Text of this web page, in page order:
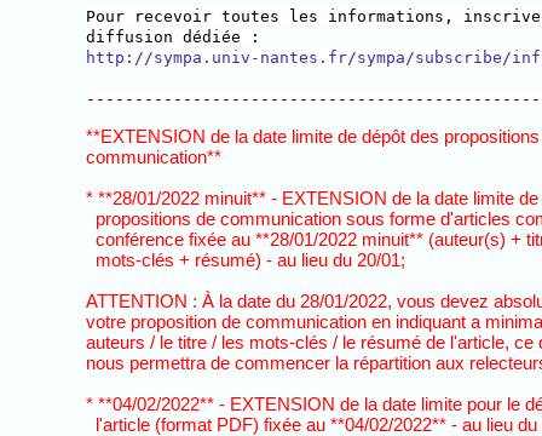
Pour recevoir toutes les informations,
diffusion dédiée :
http://sympa.univ-nantes.fr/sympa/subscribe/
**EXTENSION de la date limite de dépôt des
communication**
* **28/01/2022 minuit** - EXTENSION de la date limite
propositions de communication sous forme d'articles
conférence fixée au **28/01/2022 minuit** (auteur(s) +
mots-clés + résumé) - au lieu du 20/01;
ATTENTION : À la date du 28/01/2022, vous devez
votre proposition de communication en indiquant a
auteurs / le titre / les mots-clés / le résumé de l'article, ce
nous permettra de commencer la répartition aux
* **04/02/2022** - EXTENSION de la date limite pour le
l'article (format PDF) fixée au **04/02/2022** - au lieu du